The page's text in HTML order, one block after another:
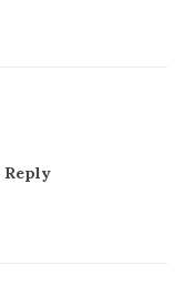
Reply